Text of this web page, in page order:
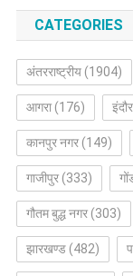
CATEGORIES
अंतरराष्ट्रीय(1904)
आगरा(176) इंदौर
कानपुर नगर(149)
गाजीपुर(333)
गौतम बुद्ध नगर(303)
झारखण्ड(482)